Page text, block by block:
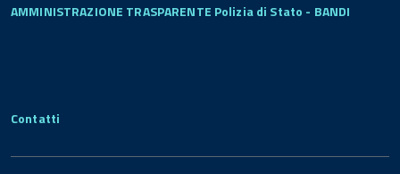
AMMINISTRAZIONE TRASPARENTE Polizia di Stato - BANDI
Contatti